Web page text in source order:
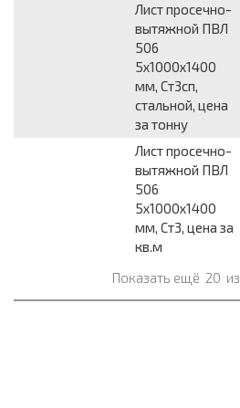
Лист просечно-
вытяжной ПВЛ
506
5х1000х1400
мм, Ст3сп,
стальной, цена
за тонну
Лист просечно-
вытяжной ПВЛ
506
5х1000х1400
мм, Ст3, цена за
кв.м
Показать ещё 20 из